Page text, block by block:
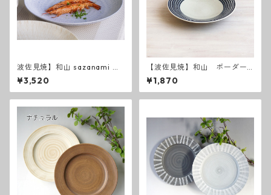
波佐見焼】和山 sazanami ７
寸皿
¥3,520
【波佐見焼】和山 ボーダー
柄 「藍駒」6寸皿
¥1,870